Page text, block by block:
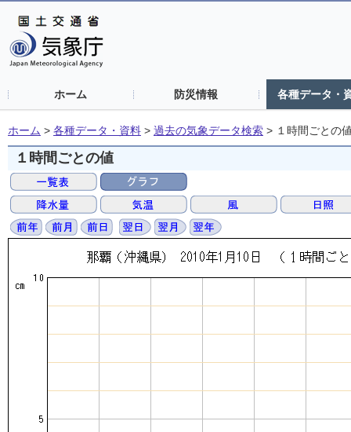
ホーム 防災情報 各種データ・
ホーム > 各種データ・資料 > 過去の気象データ検索 > １時間ごとの
１時間ごとの値